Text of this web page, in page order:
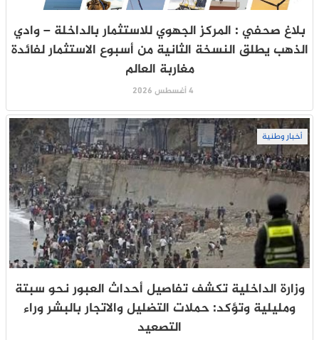
بلاغ صحفي : المركز الجهوي للاستثمار بالداخلة – وادي
الذهب يطلق النسخة الثانية من أسبوع الاستثمار لفائدة
مغاربة العالم
4 أغسطس 2026
أخبار وطنية
وزارة الداخلية تكشف تفاصيل أحداث العبور نحو سبتة
ومليلية وتؤكد: حملات التضليل والاتجار بالبشر وراء
التصعيد